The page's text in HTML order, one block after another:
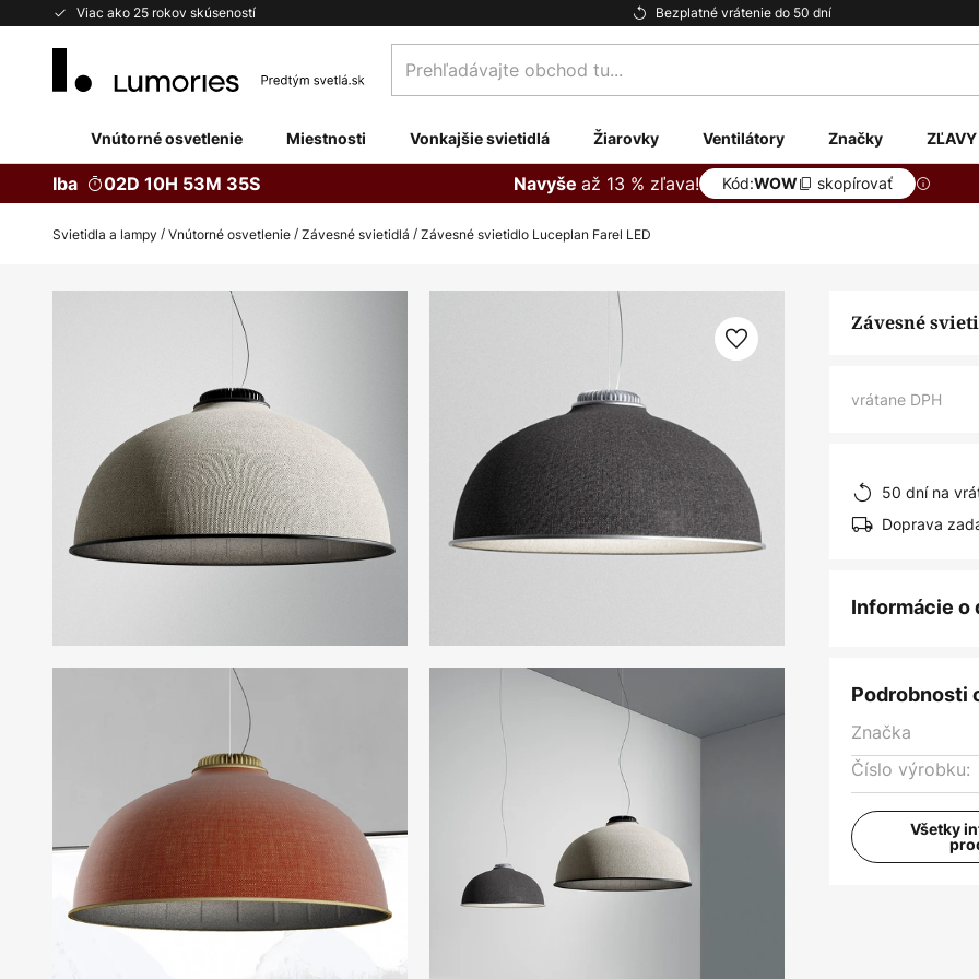
Viac ako 25 rokov skúseností Bezplatné vrátenie do 50 dní
Skip
Prehľadávajte
obchod
Vnútorné osvetlenie Miestnosti Vonkajšie svietidlá Žiarovky Ventilátory Značky ZĽAVY
Iba 02D 10H 53M 34S Navyše až 13 % zľava! Kód:WOW skopírovať
Svietidla a lampy Vnútorné osvetlenie Závesné svietidlá Závesné svietidlo Luceplan Farel LED
Závesné
vrátane DPH
50 dní na
Doprava
Informácie o
Podrobnosti
Značka
Číslo výrobku:
Všetky